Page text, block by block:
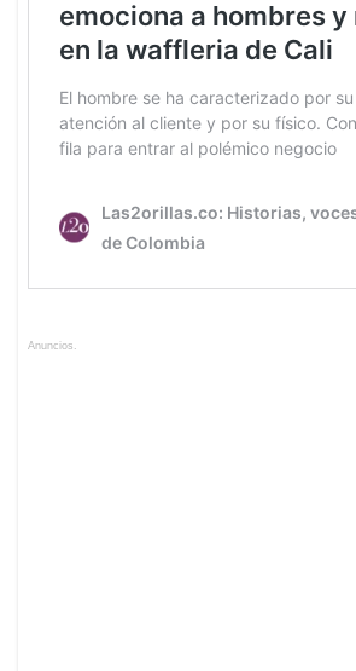
Anuncios.